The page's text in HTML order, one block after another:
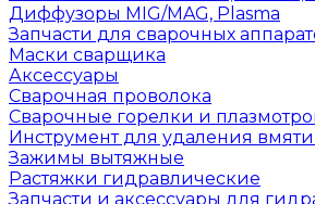
Диффузоры MIG/MAG, Plasma
Запчасти для сварочных
Маски сварщика
Аксессуары
Сварочная проволока
Сварочные горелки и
Инструмент для удаления
Зажимы вытяжные
Растяжки гидравлические
Запчасти и аксессуары для